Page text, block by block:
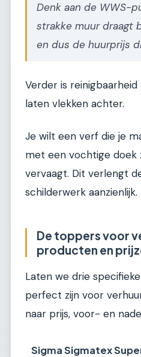
Denk aan de WWS-
strakke muur draagt
en dus de huurprijs
Verder is reinigbaarheid
laten vlekken achter.
Je wilt een verf die je
met een vochtige doek
vervaagt. Dit verlengt
schilderwerk aanzienlijk.
De toppers voor
producten en
Laten we drie
perfect zijn voor
naar prijs, voor- en
Sigma Sigmatex